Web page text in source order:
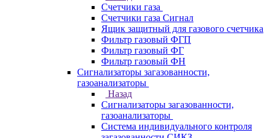
Счетчики газа
Счетчики газа Сигнал
Ящик защитный для газового счетчика
Фильтр газовый ФГП
Фильтр газовый ФГ
Фильтр газовый ФН
Сигнализаторы загазованности,
газоанализаторы
Назад
Сигнализаторы загазованности,
газоанализаторы
Система индивидуального контроля